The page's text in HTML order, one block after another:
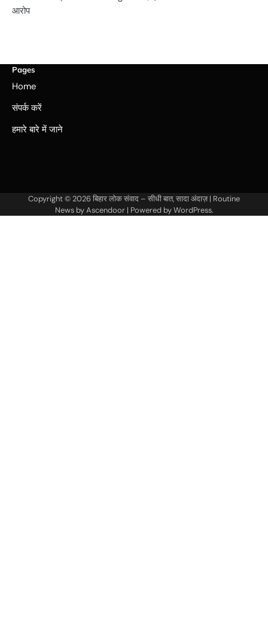
आरोप
Pages
Home
संपर्क करें
हमारे बारे में जाने
Copyright © 2026बिहार लोक संवाद – सीधी बात, सादा अंदाज़| Routine
News byAscendoor| Powered byWordPress.